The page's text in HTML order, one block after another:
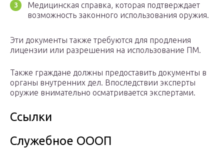
Медицинская справка, которая подтверждает
возможность законного использования оружия.
Эти документы также требуются для продления
лицензии или разрешения на использование ПМ.
Также граждане должны предоставить документы в
органы внутренних дел. Впоследствии эксперты
оружие внимательно осматривается экспертами.
Ссылки
Служебное ОООП